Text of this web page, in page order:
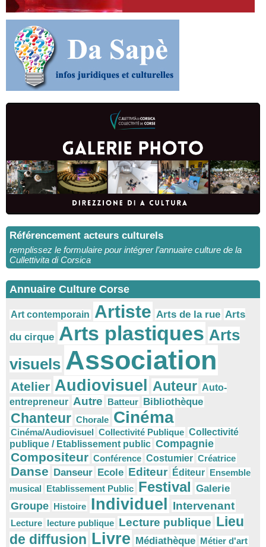
Référencement acteurs culturels
remplissez le formulaire pour intégrer l’annuaire culture de la
Cullettivita di Corsica
Annuaire Culture Corse
Art contemporain Artiste Arts de la rue Arts
du cirque Arts plastiques Arts
visuels Association
Atelier Audiovisuel Auteur Auto-
entrepreneur Autre Batteur Bibliothèque
Chanteur Chorale Cinéma
Cinéma/Audiovisuel Collectivité Publique Collectivité
publique / Etablissement public Compagnie
Compositeur Conférence Costumier Créatrice
Danse Danseur Ecole Editeur Éditeur Ensemble
musical Etablissement Public Festival Galerie
Groupe Histoire Individuel Intervenant
Lecture lecture publique Lecture publique Lieu
de diffusion Livre Médiathèque Métier d'art